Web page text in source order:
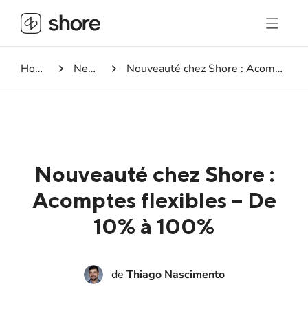
Homepage Newsroom Nouveauté chez Shore : Acomptes flexibles – De 10% à 100%
Nouveauté chez Shore :
Acomptes flexibles – De
10% à 100%
de Thiago Nascimento